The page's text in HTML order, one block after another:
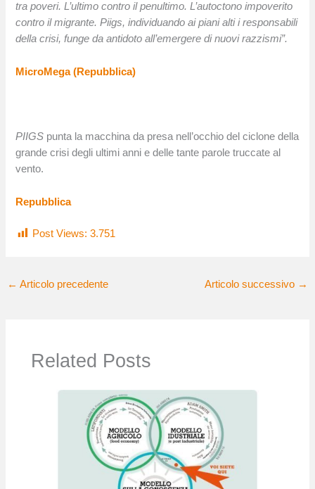
tra poveri. L’ultimo contro il penultimo. L’autoctono impoverito
contro il migrante. Piigs, individuando ai piani alti i responsabili
della crisi, funge da antidoto all’emergere di nuovi razzismi”.
MicroMega (Repubblica)
PIIGS punta la macchina da presa nell’occhio del ciclone della
grande crisi degli ultimi anni e delle tante parole truccate al
vento.
Repubblica
Post Views: 3.751
← Articolo precedente Articolo successivo →
Related Posts